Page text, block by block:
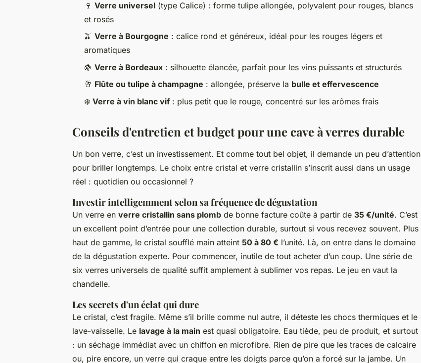
🍷 Verre universel (type Calice) : forme tulipe allongée, polyvalent pour rouges, blancs
et rosés
🫒 Verre à Bourgogne : calice rond et généreux, idéal pour les rouges légers et
aromatiques
🍇 Verre à Bordeaux : silhouette élancée, parfait pour les vins puissants et structurés
🥂 Flûte ou tulipe à champagne : allongée, préserve la bulle et effervescence
❄️ Verre à vin blanc vif : plus petit que le rouge, concentré sur les arômes frais
Conseils d'entretien et budget pour une cave à verres durable
Un bon verre, c’est un investissement. Et comme tout bel objet, il demande un peu d’attention
pour briller longtemps. Le choix entre cristal et verre cristallin s’inscrit aussi dans un usage
réel : quotidien ou occasionnel ?
Investir intelligemment selon sa fréquence de dégustation
Un verre en verre cristallin sans plomb de bonne facture coûte à partir de 35 €/unité. C’est
un excellent point d’entrée pour une collection durable, surtout si vous recevez souvent. Plus
haut de gamme, le cristal soufflé main atteint 50 à 80 € l’unité. Là, on entre dans le domaine
de la dégustation experte. Pour commencer, inutile de tout acheter d’un coup. Une série de
six verres universels de qualité suffit amplement à sublimer vos repas. Le jeu en vaut la
chandelle.
Les secrets d'un éclat qui dure
Le cristal, c’est fragile. Même s’il brille comme nul autre, il déteste les chocs thermiques et le
lave-vaisselle. Le lavage à la main est quasi obligatoire. Eau tiède, peu de produit, et surtout
: un séchage immédiat avec un chiffon en microfibre. Rien de pire que les traces de calcaire
ou, pire encore, un verre qui craque entre les doigts parce qu’on a forcé sur la jambe. Un